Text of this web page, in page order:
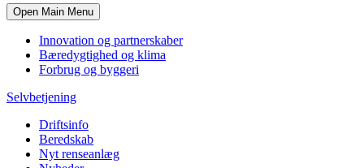
Open Main Menu
Innovation og partnerskaber
Bæredygtighed og klima
Forbrug og byggeri
Selvbetjening
Driftsinfo
Beredskab
Nyt renseanlæg